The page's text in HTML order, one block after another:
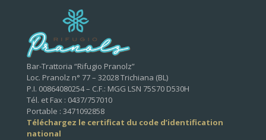
Bar-Trattoria “Rifugio Pranolz”
Loc. Pranolz n° 77 – 32028 Trichiana (BL)
P.I. 00864080254 – C.F.: MGG LSN 75S70 D530H
Tél. et Fax : 0437/757010
Portable : 3471092858
Téléchargez le certificat du code d’identification
national